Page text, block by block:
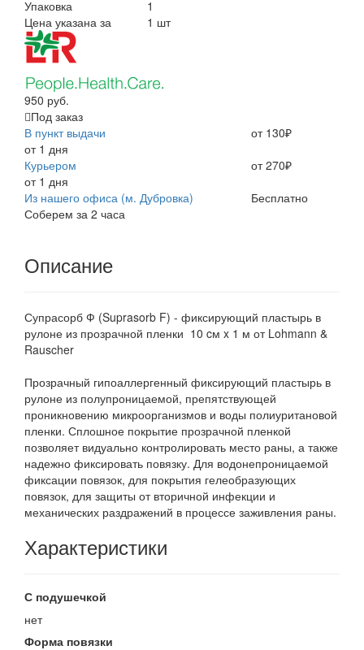
Упаковка
1
Цена указана за
1 шт
950 руб.
Под заказ
В пункт выдачи
от 1 дня
от 130₽
Курьером
от 1 дня
от 270₽
Из нашего офиса (м. Дубровка)
Соберем за 2 часа
Бесплатно
Описание
Супрасорб Ф (Suprasorb F) - фиксирующий пластырь в
рулоне из прозрачной пленки 10 cм x 1 м от Lohmann &
Rauscher
Прозрачный гипоаллергенный фиксирующий пластырь в
рулоне из полупроницаемой, препятствующей
проникновению микроорганизмов и воды полиуритановой
пленки. Сплошное покрытие прозрачной пленкой
позволяет видуально контролировать место раны, а также
надежно фиксировать повязку. Для водонепроницаемой
фиксации повязок, для покрытия гелеобразующих
повязок, для защиты от вторичной инфекции и
механических раздражений в процессе заживления раны.
Характеристики
С подушечкой
нет
Форма повязки